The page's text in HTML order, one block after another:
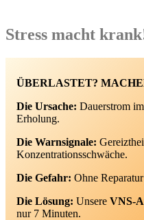
Stress macht
ÜBERLASTET?
Die Ursache: Dauerstrom
Erholung.
Die Warnsignale:
Konzentrationsschwäche.
Die Gefahr: Ohne
Die Lösung: UnsereVNS-
nur 7 Minuten.